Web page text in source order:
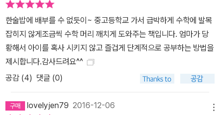
학놀이, 창의력과 사고력을 키워주는 교구, 가족용 게임 등을 통해 문
화센터나 학습지에 의존하지 않고 집에서 손쉽게 즐길 수 있는 수학
놀이법을 소개한다. 유아기에 수학 개념을 익혀주도록 돕는 수학그림
책의 방대한 목록은 잠수네 도서만이 갖고 있는 확실한 데이터와 노
학사전, 다큐멘터리, 애니메이션 목록을 담았으며, 초등부터 고등까
있도록 했다. 또한, 출판사별 추천 문제집은 수십만 잠수네 아이들이
한술밥에 배부를 수 없듯이~ 중고등학교 가서 급박하게 수학에 발목
잡히지 않게조금씩 수학 머리 깨치게 도와주는 책입니다. 엄마가 당
황해서 아이를 혹사 시키지 않고 즐겁게 단계적으로 공부하는 방법을
제시합니다.감사드려요^^
공감 (4) 댓글 (0)
lovelyjen79 2016-12-06